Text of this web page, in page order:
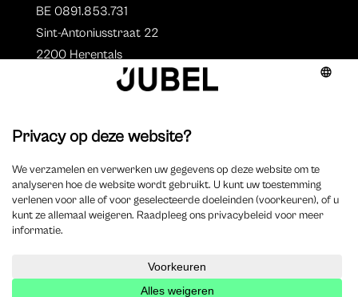
BE 0891.853.731
Sint-Antoniusstraat 22
2200 Herentals
Auteurs
Overzicht auteurs
Auteur worden?
2025 Jubel – Webdesign byWisemen